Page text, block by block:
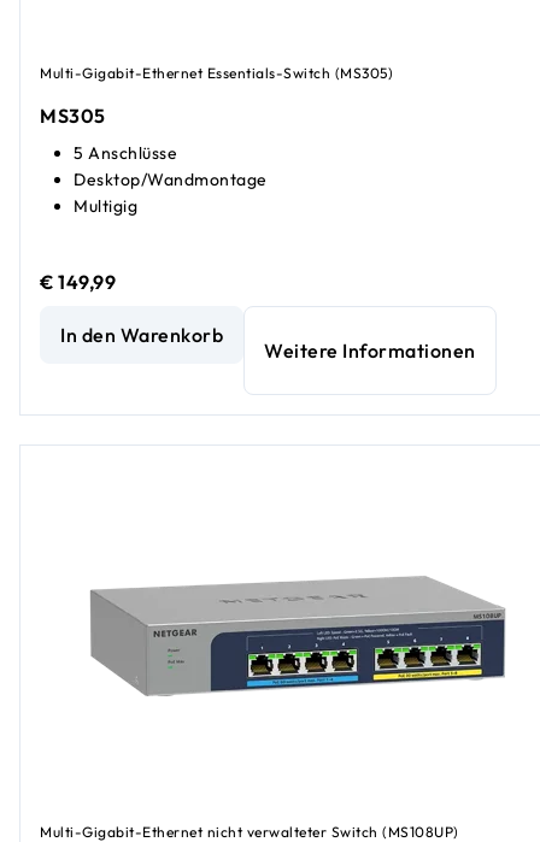
Multi-Gigabit-Ethernet Essentials-Switch (MS305)
MS305
5 Anschlüsse
Desktop/Wandmontage
Multigig
€ 149,99
5-Port-2,5G-Multi-Gigabit-Ethernet-Unmanaged-
In den Warenkorb
Weitere Informationen
Multi-Gigabit-Ethernet nicht verwalteter Switch (MS108UP)